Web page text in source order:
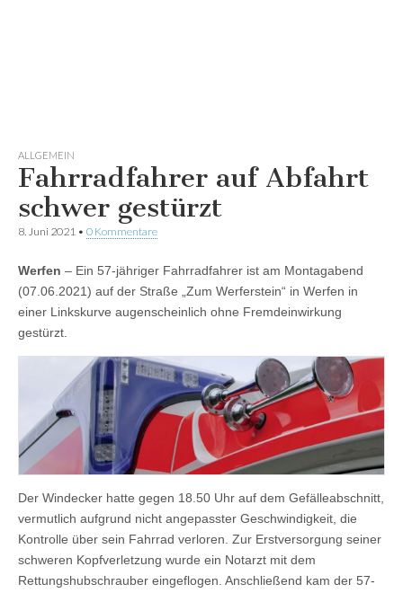
ALLGEMEIN
Fahrradfahrer auf Abfahrt
schwer gestürzt
8. Juni 2021 • 0 Kommentare
Werfen – Ein 57-jähriger Fahrradfahrer ist am Montagabend
(07.06.2021) auf der Straße „Zum Werferstein“ in Werfen in
einer Linkskurve augenscheinlich ohne Fremdeinwirkung
gestürzt.
Der Windecker hatte gegen 18.50 Uhr auf dem Gefälleabschnitt,
vermutlich aufgrund nicht angepasster Geschwindigkeit, die
Kontrolle über sein Fahrrad verloren. Zur Erstversorgung seiner
schweren Kopfverletzung wurde ein Notarzt mit dem
Rettungshubschrauber eingeflogen. Anschließend kam der 57-